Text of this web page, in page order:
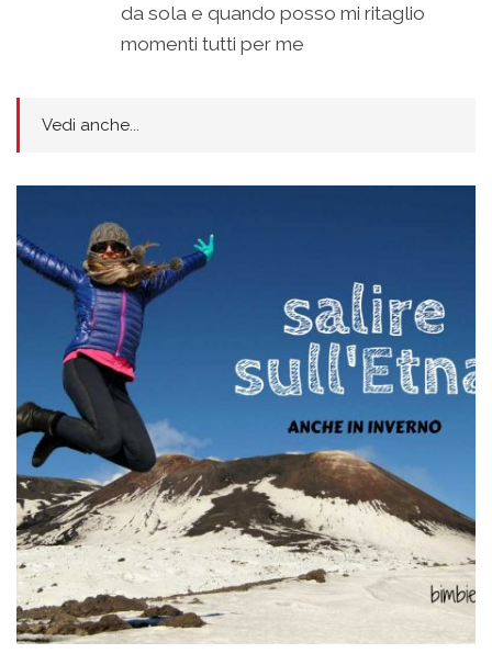
da sola e quando posso mi ritaglio
momenti tutti per me
Vedi anche...